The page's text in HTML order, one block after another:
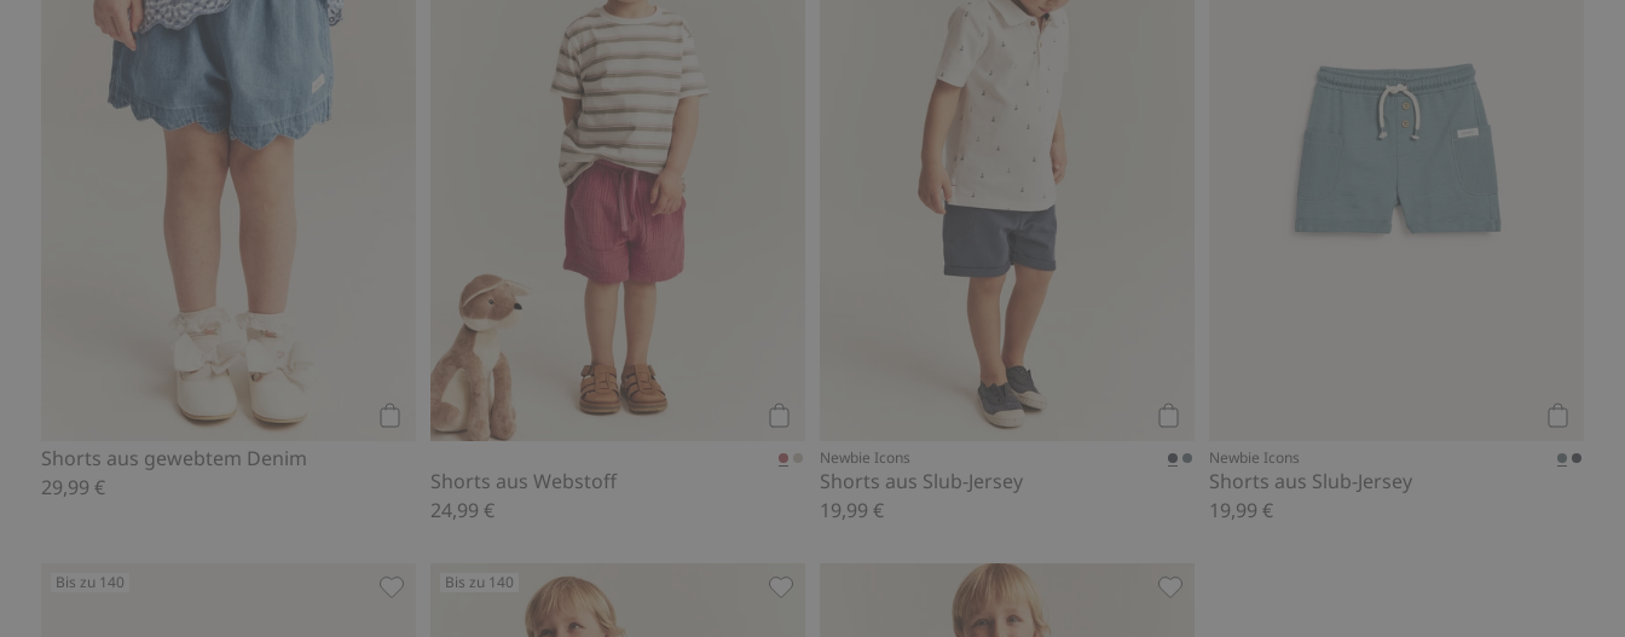
Kaufen
Shorts aus gewebtem Denim
29,99 €
Shorts aus Webstoff
24,99 €
Newbie Icons
Shorts aus Slub-Jersey
19,99 €
Newbie Icons
Shorts aus Slub-Jersey
19,99 €
Bis zu 140
Gewebte Shorts mit Taschen, Zu Favoriten hinzufügen
Bis zu 140
Shorts aus gewebtem Stoff mit Erdbeer-Muster, Zu Favoriten hinzufügen